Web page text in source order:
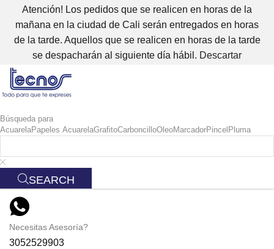
Atención! Los pedidos que se realicen en horas de la
mañana en la ciudad de Cali serán entregados en horas
de la tarde. Aquellos que se realicen en horas de la tarde
se despacharán al siguiente día hábil. Descartar
Búsqueda para
AcuarelaPapeles AcuarelaGrafitoCarboncilloOleoMarcadorPincel Pluma
SEARCH
Necesitas Asesoría?
3052529903